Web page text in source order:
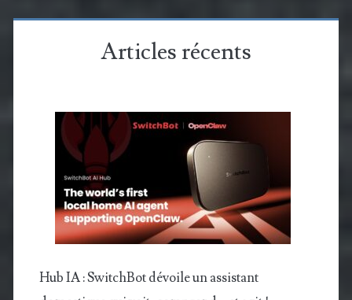
Articles récents
Hub IA : SwitchBot dévoile un assistant